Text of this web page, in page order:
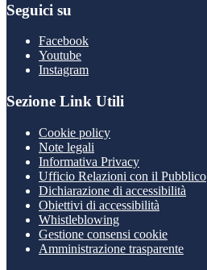
Seguici su
Facebook
Youtube
Instagram
Sezione Link Utili
Cookie policy
Note legali
Informativa Privacy
Ufficio Relazioni con il Pubblico
Dichiarazione di accessibilità
Obiettivi di accessibilità
Whistleblowing
Gestione consensi cookie
Amministrazione trasparente